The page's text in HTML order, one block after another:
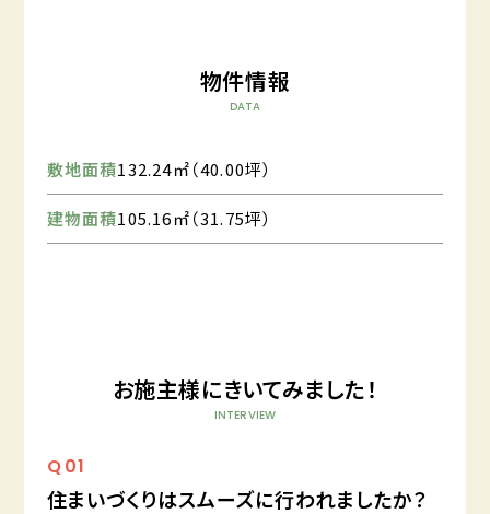
物件情報
DATA
敷地面積132.24㎡（40.00坪）
建物面積105.16㎡（31.75坪）
お施主様にきいてみました！
INTERVIEW
Q01
住まいづくりはスムーズに行われましたか？